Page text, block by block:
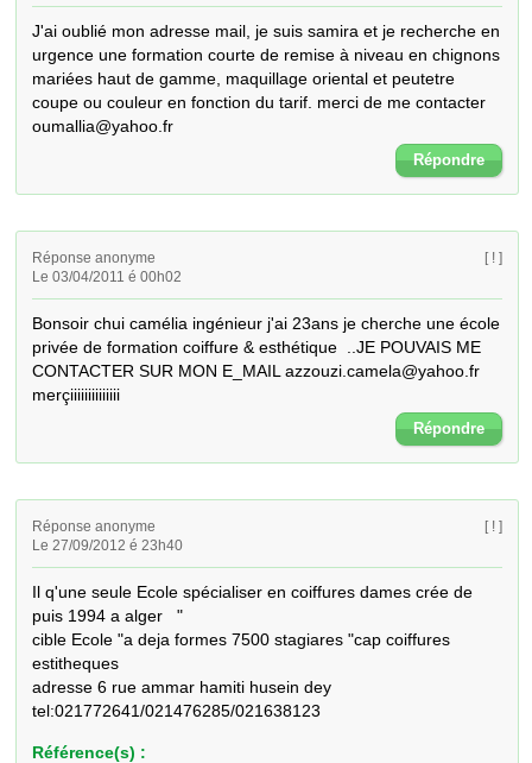
J'ai oublié mon adresse mail, je suis samira et je recherche en
urgence une formation courte de remise à niveau en chignons
mariées haut de gamme, maquillage oriental et peutetre
coupe ou couleur en fonction du tarif. merci de me contacter
oumallia@yahoo.fr
Répondre
Réponse anonyme
Le 03/04/2011 é 00h02
[ ! ]
Bonsoir chui camélia ingénieur j'ai 23ans je cherche une école
privée de formation coiffure & esthétique  ..JE POUVAIS ME
CONTACTER SUR MON E_MAIL azzouzi.camela@yahoo.fr
merçiiiiiiiiiiiiii
Répondre
Réponse anonyme
Le 27/09/2012 é 23h40
[ ! ]
Il q'une seule Ecole spécialiser en coiffures dames crée de
puis 1994 a alger   "
cible Ecole "a deja formes 7500 stagiares "cap coiffures
estitheques
adresse 6 rue ammar hamiti husein dey
tel:021772641/021476285/021638123
Référence(s) :